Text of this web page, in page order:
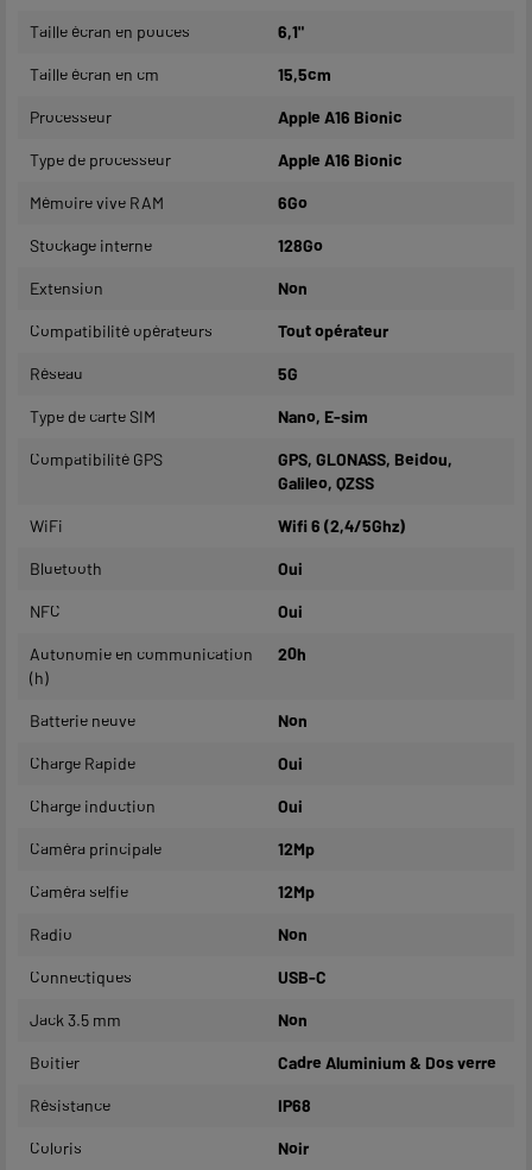
Taille écran en pouces 6,1"
Taille écran en cm 15,5cm
Processeur Apple A16 Bionic
Type de processeur Apple A16 Bionic
Mémoire vive RAM 6Go
Stockage interne 128Go
Extension Non
Compatibilité opérateurs Tout opérateur
Réseau 5G
Type de carte SIM Nano, E-sim
Compatibilité GPS
GPS, GLONASS, Beidou,
Galileo, QZSS
WiFi Wifi 6 (2,4/5Ghz)
Bluetooth Oui
NFC Oui
Autonomie en communication
(h)
20h
Batterie neuve Non
Charge Rapide Oui
Charge induction Oui
Caméra principale 12Mp
Caméra selfie 12Mp
Radio Non
Connectiques USB-C
Jack 3.5 mm Non
Boitier Cadre Aluminium & Dos verre
Résistance IP68
Coloris Noir